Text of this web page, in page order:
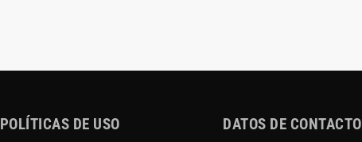
POLÍTICAS DE USO DATOS DE CONTACTO